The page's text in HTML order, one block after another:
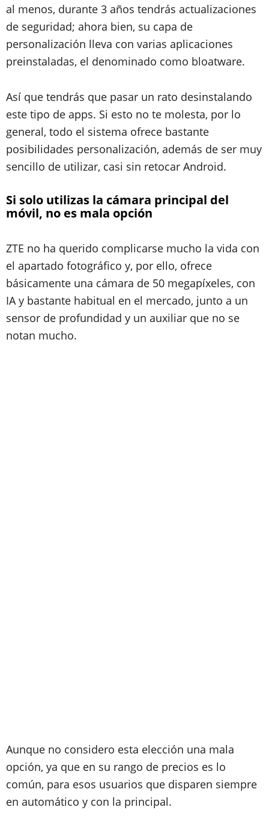
al menos, durante 3 años tendrás actualizaciones
de seguridad; ahora bien, su capa de
personalización lleva con varias aplicaciones
preinstaladas, el denominado como bloatware.
Así que tendrás que pasar un rato desinstalando
este tipo de apps. Si esto no te molesta, por lo
general, todo el sistema ofrece bastante
posibilidades personalización, además de ser muy
sencillo de utilizar, casi sin retocar Android.
Si solo utilizas la cámara principal del
móvil, no es mala opción
ZTE no ha querido complicarse mucho la vida con
el apartado fotográfico y, por ello, ofrece
básicamente una cámara de 50 megapíxeles, con
IA y bastante habitual en el mercado, junto a un
sensor de profundidad y un auxiliar que no se
notan mucho.
Aunque no considero esta elección una mala
opción, ya que en su rango de precios es lo
común, para esos usuarios que disparen siempre
en automático y con la principal.